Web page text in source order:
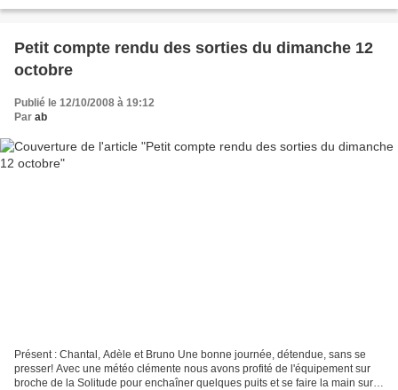
Petit compte rendu des sorties du dimanche 12
octobre
Publié le 12/10/2008 à 19:12
Par ab
Présent : Chantal, Adèle et Bruno Une bonne journée, détendue, sans se
presser! Avec une météo clémente nous avons profité de l'équipement sur
broche de la Solitude pour enchaîner quelques puits et se faire la main sur